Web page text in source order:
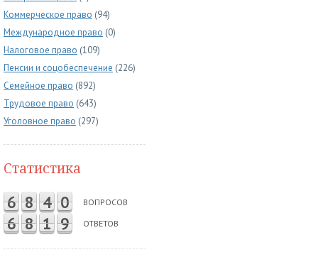
Коммерческое право (94)
Международное право (0)
Налоговое право (109)
Пенсии и соцобеспечение (226)
Семейное право (892)
Трудовое право (643)
Уголовное право (297)
Статистика
6 8 4 0 ВОПРОСОВ
6 8 1 9 ОТВЕТОВ